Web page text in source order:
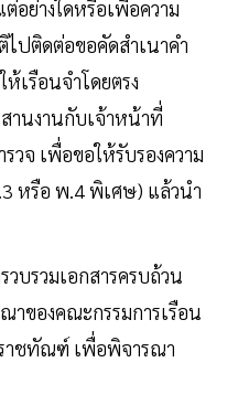
อย่างใดหรือเพื่อความ
ไปติดต่อขอคัดสำเนาคำ
เรือนจำโดยตรง
านงานกับเจ้าหน้าที่
วจ เพื่อขอให้รับรองความ
หรือ พ.4 พิเศษ) แล้วนำ
วบรวมเอกสารครบถ้วน
าของคณะกรรมการเรือน
ราชทัณฑ์ เพื่อพิจารณา